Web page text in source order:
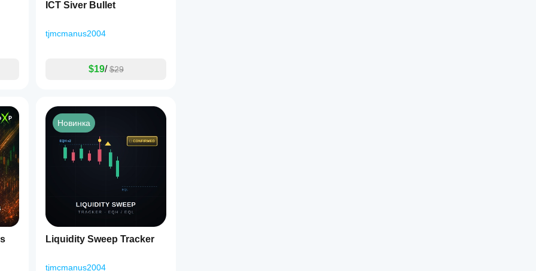
ICT Siver Bullet
tjmcmanus2004
$19/ $29
Новинка
Liquidity Sweep Tracker
tjmcmanus2004